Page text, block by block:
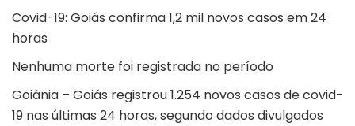
Covid-19: Goiás confirma 1,2 mil novos casos em 24
horas
Nenhuma morte foi registrada no período
Goiânia – Goiás registrou 1.254 novos casos de covid-
19 nas últimas 24 horas, segundo dados divulgados